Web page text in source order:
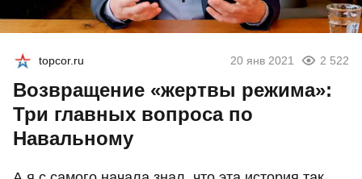
topcor.ru 20 янв 2021 2 522
Возвращение «жертвы режима»:
Три главных вопроса по
Навальному